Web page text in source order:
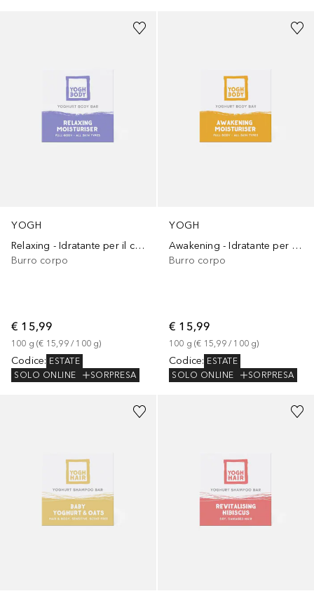
YOGH
Relaxing - Idratante per il corpo solido alla Lavanda
Burro corpo
€ 15,99
100 g (€ 15,99 / 100 g)
Codice: ESTATE
SOLO ONLINE
SORPRESA
YOGH
Awakening - Idratante per il corpo solido al Limone e Eucalipto
Burro corpo
€ 15,99
100 g (€ 15,99 / 100 g)
Codice: ESTATE
SOLO ONLINE
SORPRESA